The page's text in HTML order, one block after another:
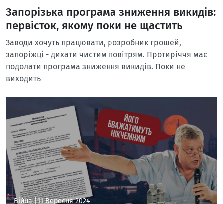
Запорізька програма зниження викидів:
первісток, якому поки не щастить
Заводи хочуть працювати, розробник грошей,
запоріжці - дихати чистим повітрям. Протиріччя має
подолати програма зниження викидів. Поки не
виходить
Війна |11 Вересня 2024